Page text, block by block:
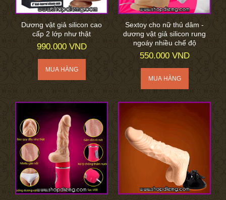
Dương vật giả silicon cao
cấp 2 lớp như thật
990.000 VND
Sextoy cho nữ thủ dâm -
dương vật giả silicon rung
ngoáy nhiều chế độ
550.000 VND